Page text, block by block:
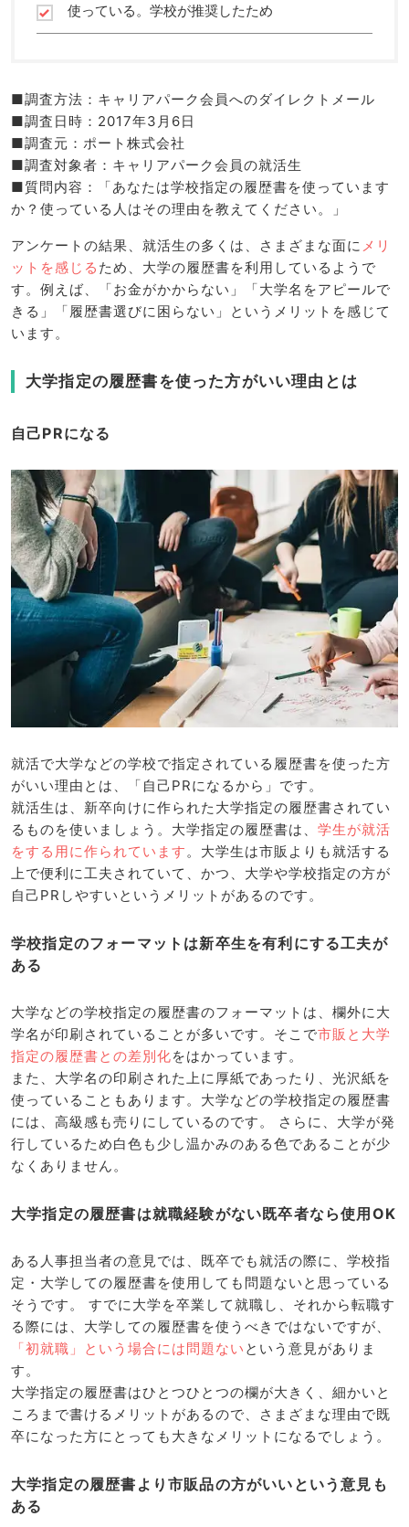
使っている。学校が推奨したため
■調査方法：キャリアパーク会員へのダイレクトメール
■調査日時：2017年3月6日
■調査元：ポート株式会社
■調査対象者：キャリアパーク会員の就活生
■質問内容：「あなたは学校指定の履歴書を使っています
か？使っている人はその理由を教えてください。」
アンケートの結果、就活生の多くは、さまざまな面に メリ
ットを感じる ため、大学の履歴書を利用しているようで
す。例えば、「お金がかからない」「大学名をアピールで
きる」「履歴書選びに困らない」というメリットを感じて
います。
大学指定の履歴書を使った方がいい理由とは
自己PRになる
就活で大学などの学校で指定されている履歴書を使った方
がいい理由とは、「自己PRになるから」です。
就活生は、新卒向けに作られた大学指定の履歴書されてい
るものを使いましょう。大学指定の履歴書は、 学生が就活
をする用に作られています。大学生は市販よりも就活する
上で便利に工夫されていて、かつ、大学や学校指定の方が
自己PRしやすいというメリットがあるのです。
学校指定のフォーマットは新卒生を有利にする工夫が
ある
大学などの学校指定の履歴書のフォーマットは、欄外に大
学名が印刷されていることが多いです。そこで市販と大学
指定の履歴書との差別化をはかっています。
また、大学名の印刷された上に厚紙であったり、光沢紙を
使っていることもあります。大学などの学校指定の履歴書
には、高級感も売りにしているのです。 さらに、大学が発
行しているため白色も少し温かみのある色であることが少
なくありません。
大学指定の履歴書は就職経験がない既卒者なら使用OK
ある人事担当者の意見では、既卒でも就活の際に、学校指
定・大学しての履歴書を使用しても問題ないと思っている
そうです。 すでに大学を卒業して就職し、それから転職す
る際には、大学しての履歴書を使うべきではないですが、
「初就職」という場合には問題ない という意見がありま
す。
大学指定の履歴書はひとつひとつの欄が大きく、細かいと
ころまで書けるメリットがあるので、さまざまな理由で既
卒になった方にとっても大きなメリットになるでしょう。
大学指定の履歴書より市販品の方がいいという意見も
ある